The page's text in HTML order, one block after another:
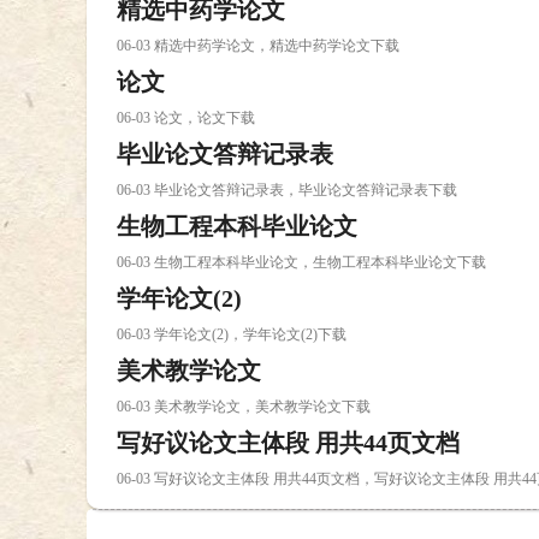
精选中药学论文
06-03 精选中药学论文，精选中药学论文下载
论文
06-03 论文，论文下载
毕业论文答辩记录表
06-03 毕业论文答辩记录表，毕业论文答辩记录表下载
生物工程本科毕业论文
06-03 生物工程本科毕业论文，生物工程本科毕业论文下载
学年论文(2)
06-03 学年论文(2)，学年论文(2)下载
美术教学论文
06-03 美术教学论文，美术教学论文下载
写好议论文主体段 用共44页文档
06-03 写好议论文主体段 用共44页文档，写好议论文主体段 用共